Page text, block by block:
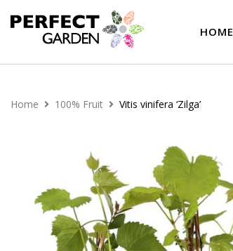
HOME
Home 100% Fruit Vitis vinifera ‘Zilga’